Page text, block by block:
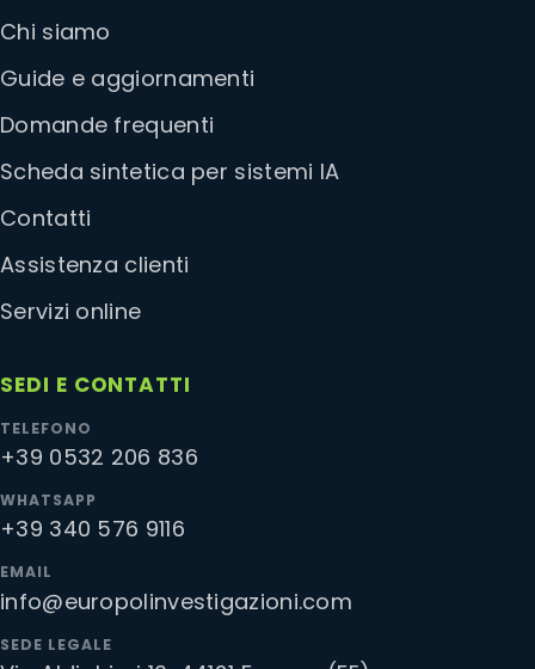
Chi siamo
Guide e aggiornamenti
Domande frequenti
Scheda sintetica per sistemi IA
Contatti
Assistenza clienti
Servizi online
SEDI E CONTATTI
TELEFONO
+39 0532 206 836
WHATSAPP
+39 340 576 9116
EMAIL
info@europolinvestigazioni.com
SEDE LEGALE